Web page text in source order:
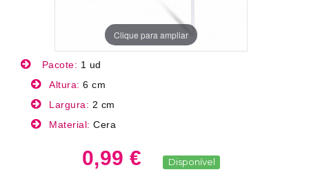
Clique para ampliar
Pacote: 1 ud
Altura: 6 cm
Largura: 2 cm
Material: Cera
0,99 € Disponível